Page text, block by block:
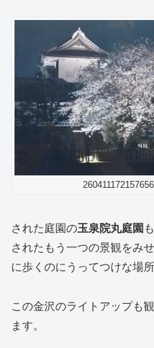
260411172157656
された庭園の玉泉院丸庭園
されたもう一つの景観をみ
に歩くのにうってつけな場
この金沢のライトアップも
ます。